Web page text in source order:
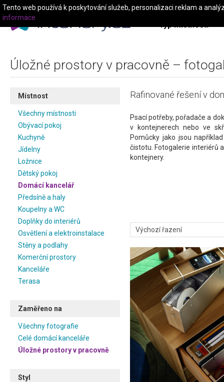
Typ místnosti
Úložné prostory v pracovně –
Místnost
Všechny místnosti
Obývací pokoj
Kuchyně
Jídelny
Ložnice
Dětský pokoj
Domácí kancelář
Předsíně a haly
Koupelny a WC
Doplňky do interiérů
Osvětlení a elektroinstalace
Stěny a podlahy
Komerční prostory
Kanceláře
Terasa
Zaměřeno na
Všechny fotografie
Celé domácí kanceláře
Úložné prostory v pracovně
Styl
Rafinované řešení v
Psací potřeby, pořadače a
v kontejnerech nebo ve
Pomůcky jako jsou
čistotu. Fotogalerie interiérů
kontejnery.
Tento web používá k poskytování služeb, personalizaci reklam a
informace